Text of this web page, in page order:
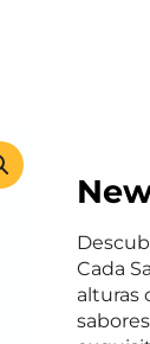
Cada
alturas